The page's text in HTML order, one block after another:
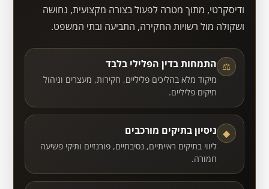
ודיסקרטי, מתוך מטרה לפעול בצורה מקצועית, נחושה
ושקולה מול רשויות החקירה, התביעה ובתי המשפט.
⚖ התמחות בדין הפלילי בלבד
מיקוד מלא בהליכים פליליים, חקירות, מעצרים וניהול
תיקים פליליים.
◆ ניסיון בתיקים מורכבים
ליווי בתיקים ראייתיים, נסיבתיים, פורנזיים ותיקי פשיעה
חמורה.